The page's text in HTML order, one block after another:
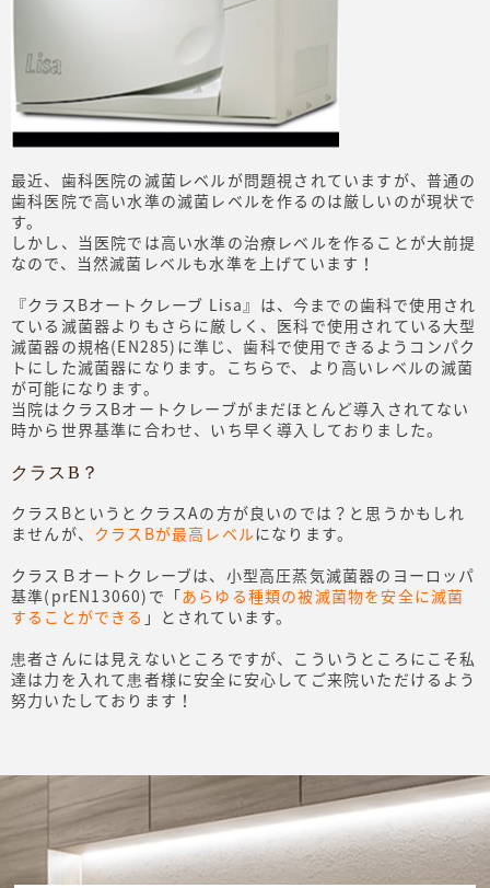
最近、歯科医院の滅菌レベルが問題視されていますが、普通の
歯科医院で高い水準の滅菌レベルを作るのは厳しいのが現状で
す。
しかし、当医院では高い水準の治療レベルを作ることが大前提
なので、当然滅菌レベルも水準を上げています！
『クラスBオートクレーブ Lisa』は、今までの歯科で使用され
ている滅菌器よりもさらに厳しく、医科で使用されている大型
滅菌器の規格(EN285)に準じ、歯科で使用できるようコンパク
トにした滅菌器になります。こちらで、より高いレベルの滅菌
が可能になります。
当院はクラスBオートクレーブがまだほとんど導入されてない
時から世界基準に合わせ、いち早く導入しておりました。
クラスB？
クラスBというとクラスAの方が良いのでは？と思うかもしれ
ませんが、 クラスBが最高レベルになります。
クラスＢオートクレーブは、小型高圧蒸気滅菌器のヨーロッパ
基準(prEN13060)で「あらゆる種類の被滅菌物を安全に滅菌
することができる 」とされています。
患者さんには見えないところですが、こういうところにこそ私
達は力を入れて患者様に安全に安心してご来院いただけるよう
努力いたしております！